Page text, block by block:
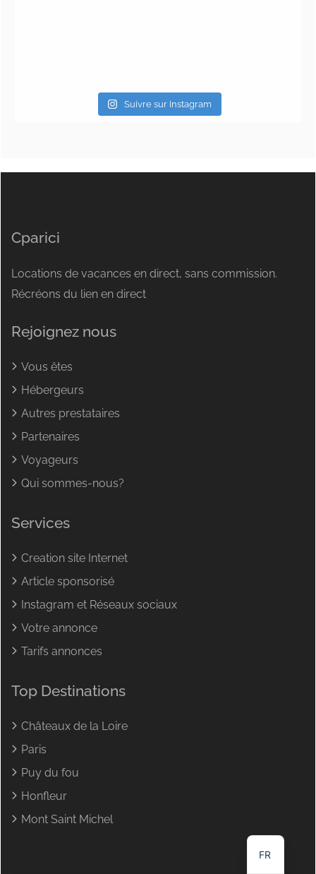
Suivre sur Instagram
Cparici
Locations de vacances en direct, sans commission.
Récréons du lien en direct
Rejoignez nous
Vous êtes
Hébergeurs
Autres prestataires
Partenaires
Voyageurs
Qui sommes-nous?
Services
Creation site Internet
Article sponsorisé
Instagram et Réseaux sociaux
Votre annonce
Tarifs annonces
Top Destinations
Châteaux de la Loire
Paris
Puy du fou
Honfleur
Mont Saint Michel
FR